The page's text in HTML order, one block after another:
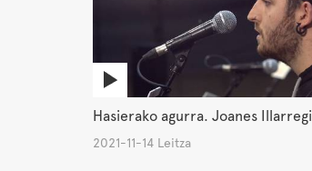
Hasierako agurra. Joanes Illarregi
2021-11-14 Leitza